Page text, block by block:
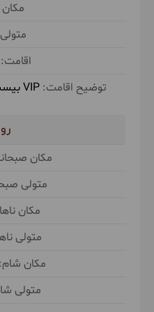
ناهار را نوش جان
لردگان خواهیم داشت
می‌کنیم. برای صرف
صبحانه در خانه محلی توسط
VIP بیست و پنج صندلی تخت شو